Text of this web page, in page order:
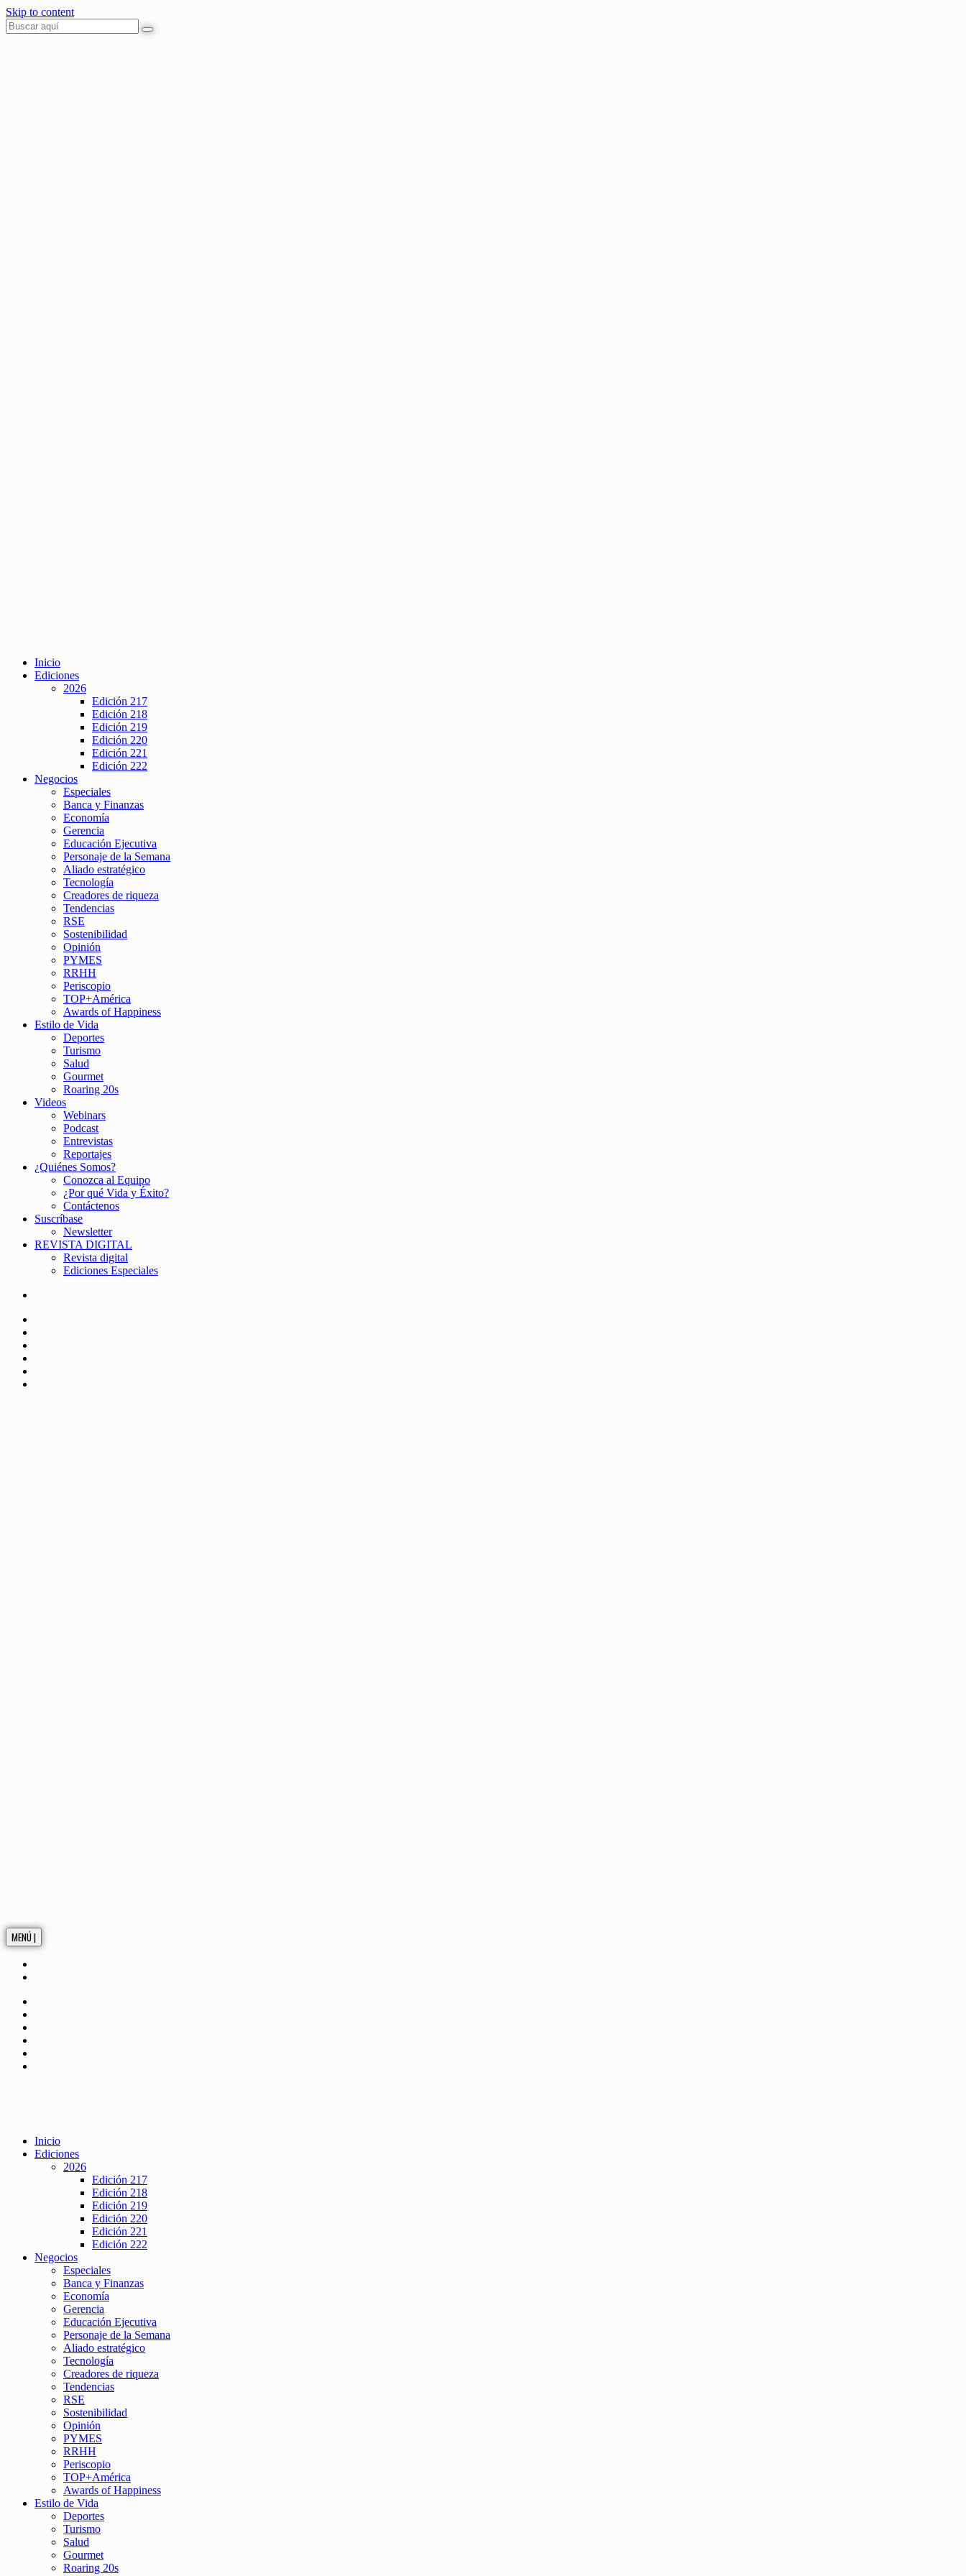
Skip to content
Inicio
Ediciones
2026
Edición 217
Edición 218
Edición 219
Edición 220
Edición 221
Edición 222
Negocios
Especiales
Banca y Finanzas
Economía
Gerencia
Educación Ejecutiva
Personaje de la Semana
Aliado estratégico
Tecnología
Creadores de riqueza
Tendencias
RSE
Sostenibilidad
Opinión
PYMES
RRHH
Periscopio
TOP+América
Awards of Happiness
Estilo de Vida
Deportes
Turismo
Salud
Gourmet
Roaring 20s
Videos
Webinars
Podcast
Entrevistas
Reportajes
¿Quiénes Somos?
Conozca al Equipo
¿Por qué Vida y Éxito?
Contáctenos
Suscríbase
Newsletter
REVISTA DIGITAL
Revista digital
Ediciones Especiales
MENÚ |
Inicio
Ediciones
2026
Edición 217
Edición 218
Edición 219
Edición 220
Edición 221
Edición 222
Negocios
Especiales
Banca y Finanzas
Economía
Gerencia
Educación Ejecutiva
Personaje de la Semana
Aliado estratégico
Tecnología
Creadores de riqueza
Tendencias
RSE
Sostenibilidad
Opinión
PYMES
RRHH
Periscopio
TOP+América
Awards of Happiness
Estilo de Vida
Deportes
Turismo
Salud
Gourmet
Roaring 20s